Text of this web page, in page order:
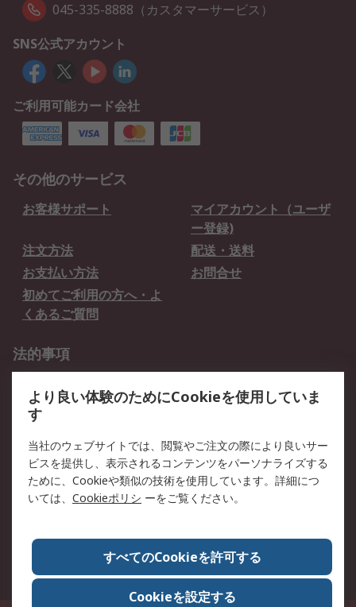
045-335-8888（カスタマーサービス）
SNS公式アカウント
ご利用可能カード会社
その他のサービス
お客様サポート
マイアカウント（ユーザ
ー登録)
注文方法
配送・送料
お支払い方法
お問合せ
初めてご利用の方へ・よ
くあるご質問
法的事項
クッキーポリシー
RSについて
会社概要
採用情報
プレスリリース＆お知ら
コーポレートサイト
全世界のRS
RSの歴史
ESGへの取り組み（英語）
認証について
より良い体験のためにCookieを使用していま
す
当社のウェブサイトでは、閲覧やご注文の際により良いサー
ビスを提供し、表示されるコンテンツをパーソナライズする
ために、Cookieや類似の技術を使用しています。詳細につ
いては、 Cookieポリシ ーをご覧ください。
すべてのCookieを許可する
Cookieを設定する